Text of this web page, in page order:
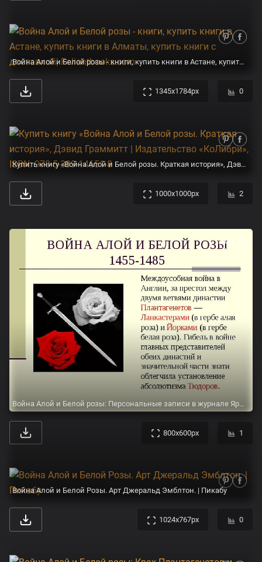
Война Алой и Белой розы - книги, купить книги в Астане, купить книги в Алматы, купить книги с доставкой| Foliantbooks.com
1345x1784px 0
Купить книгу «Война Алой и Белой розы. Краткая история», Дэвид Граммитт | Издательство «КоЛибри», ISBN: 978-5-389-14651-8
1000x1000px 2
Война Алой и Белой розы: Персональные записи в журнале Ярмарки Мастеров
800x600px 1
Война Алой и Белой Розы. Арт Джеральд Эмблтон. | Пикабу
1024x767px 0